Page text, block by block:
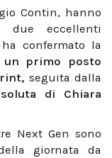
Contin, hanno
due eccellenti
ha confermato la
un primo posto
seguita dalla
di Chiara
Next Gen sono
giornata da